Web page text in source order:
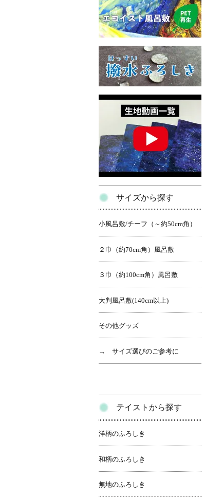
サイズから探す
小風呂敷/チーフ（～約50cm角）
２巾（約70cm角）風呂敷
３巾（約100cm角）風呂敷
大判風呂敷(140cm以上)
その他グッズ
→ サイズ選びのご参考に
テイストから探す
洋柄のふろしき
和柄のふろしき
無地のふろしき